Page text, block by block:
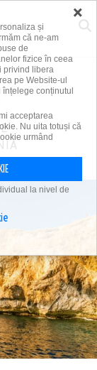
×
și
că ne-am
de
fizice în ceea
privind libera
pe Website-ul
conținutul
acceptarea
Nu uita totuși că
urmând
la nivel de